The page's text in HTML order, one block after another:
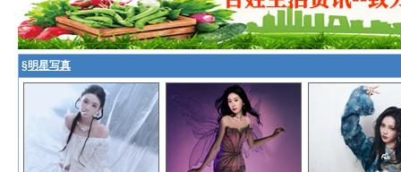
§明星写真